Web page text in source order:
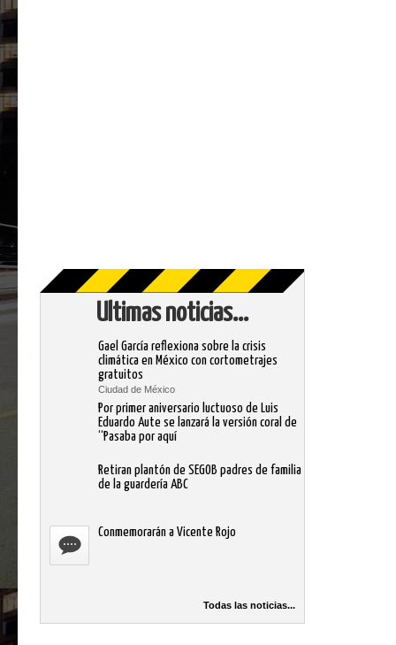
Ultimas noticias...
Gael García reflexiona sobre la crisis
climática en México con cortometrajes
gratuitos
Ciudad de México
Por primer aniversario luctuoso de Luis
Eduardo Aute se lanzará la versión coral de
“Pasaba por aquí
Retiran plantón de SEGOB padres de familia
de la guardería ABC
Conmemorarán a Vicente Rojo
Todas las noticias...